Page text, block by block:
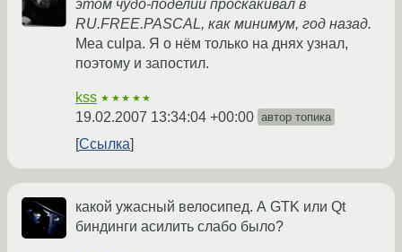
этом чудо-поделии проскакивал в
RU.FREE.PASCAL, как минимум, год назад.
Mea culpa. Я о нём только на днях узнал,
поэтому и запостил.
kss ★★★★★
19.02.2007 13:34:04 +00:00 автор топика
Ссылка
какой ужасный велосипед. А GTK или Qt
биндинги асилить слабо было?